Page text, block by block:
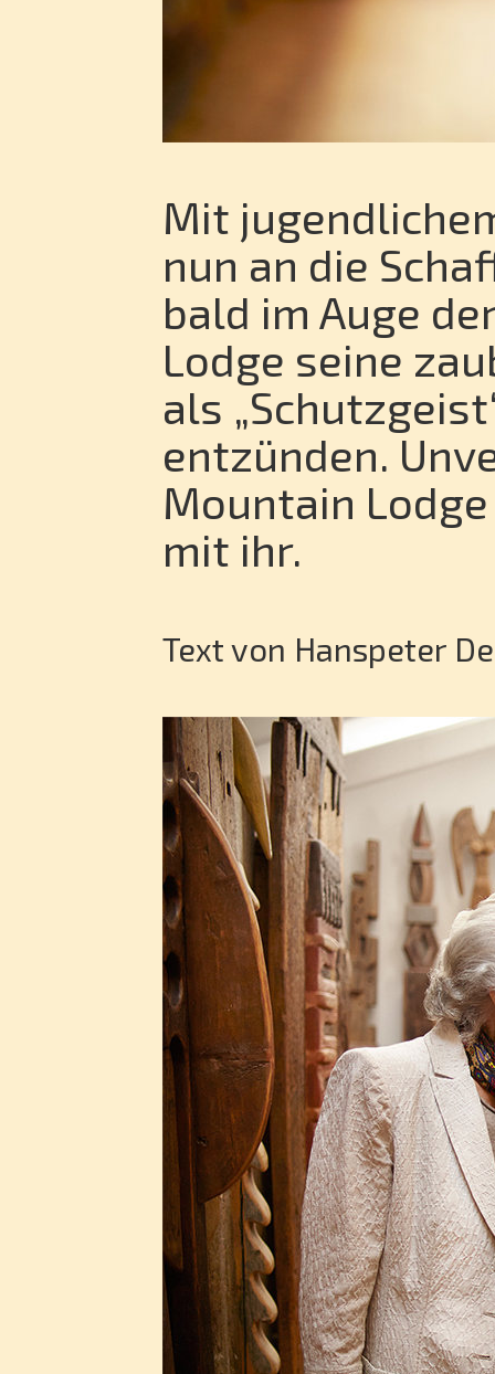
Mit
nun an die
bald im Auge
Lodge seine
als
entzünden.
Mountain
mit ihr.
Text von Hanspeter